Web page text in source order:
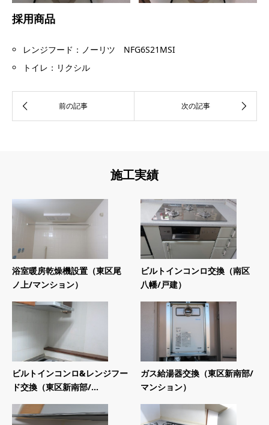
採用商品
レンジフード：ノーリツ NFG6S21MSI
トイレ：リクシル
施工実績
浴室暖房乾燥機設置（東区尾
ノ上/マンション）
ビルトインコンロ交換（南区
八幡/戸建）
ビルトインコンロ&レンジフー
ド交換（東区新南部/...
ガス給湯器交換（東区新南部/
マンション）